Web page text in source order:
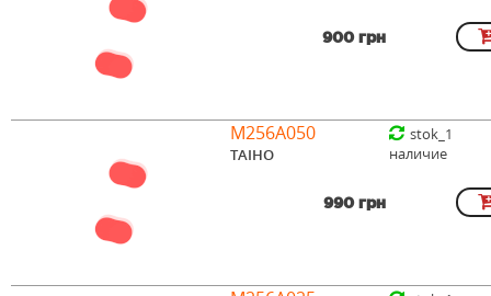
900 грн
M256A050
TAIHO
990 грн
stok_1
наличие